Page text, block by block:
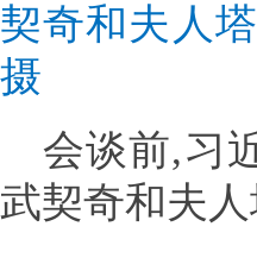
契奇和夫人
摄
会谈前,习
武契奇和夫